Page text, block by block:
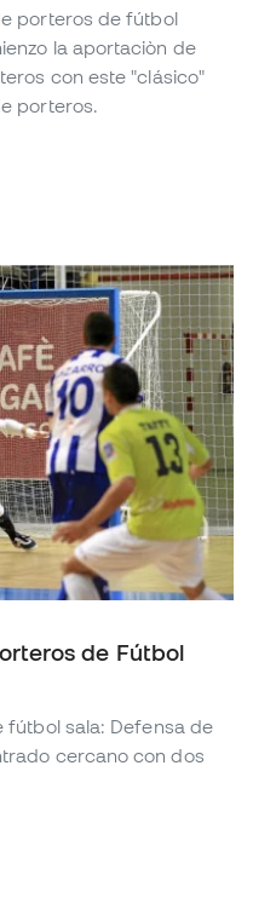
porteros de fútbol
la aportaciòn de
con este "clásico"
porteros.
de Fútbol
fútbol sala: Defensa de
cercano con dos